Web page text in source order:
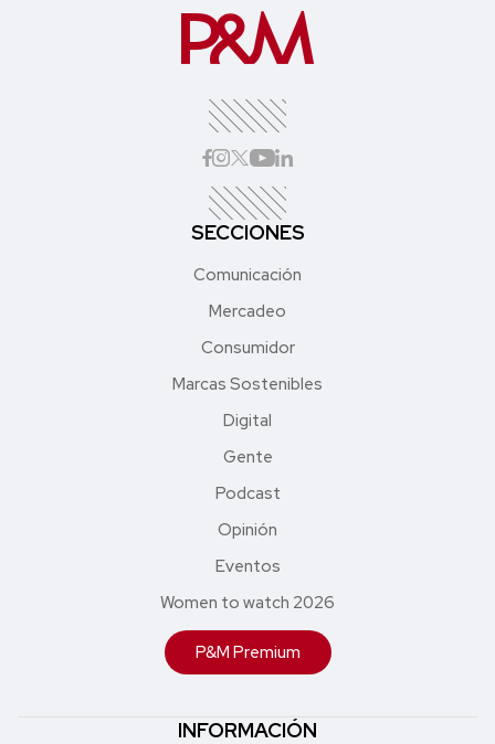
SECCIONES
Comunicación
Mercadeo
Consumidor
Marcas Sostenibles
Digital
Gente
Podcast
Opinión
Eventos
Women to watch 2026
P&M Premium
INFORMACIÓN